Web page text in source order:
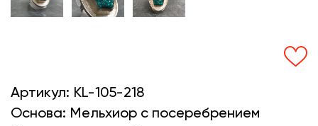
Артикул: KL-105-218
Основа: Мельхиор с посеребрением